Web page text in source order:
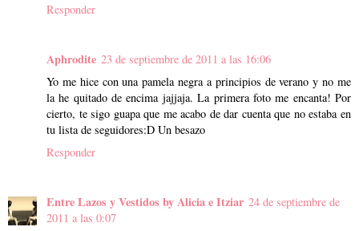
Responder
Aphrodite 23 de septiembre de 2011 a las 16:06
Yo me hice con una pamela negra a principios de verano y no me
la he quitado de encima jajjaja. La primera foto me encanta! Por
cierto, te sigo guapa que me acabo de dar cuenta que no estaba en
tu lista de seguidores:D Un besazo
Responder
Entre Lazos y Vestidos by Alicia e Itziar 24 de septiembre de
2011 a las 0:07